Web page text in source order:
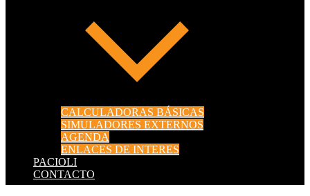
CALCULADORAS BÁSICAS
SIMULADORES EXTERNOS
AGENDA
ENLACES DE INTERES
PACIOLI
CONTACTO